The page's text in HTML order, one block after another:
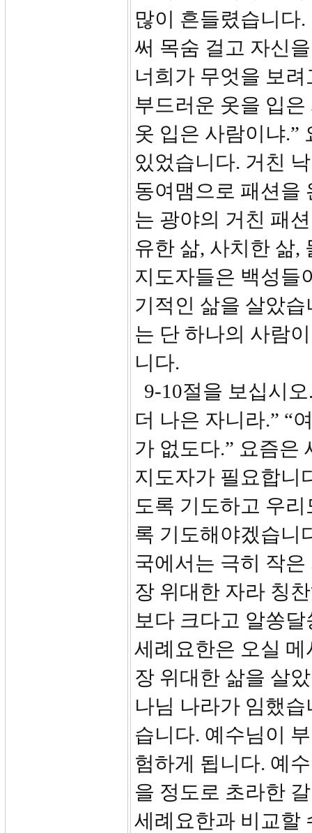
많이 흔들렸습니다
써 목숨 걸고 자신
너희가 무엇을 보
부드러운 옷을 입
옷 입은 사람이냐.”
있었습니다. 거친
동여맴으로 패션을
는 광야의 거친 패
유한 삶, 사치한 삶,
지도자들은 백성들
기적인 삶을 살았
는 단 하나의 사람
니다.
9-10절을 보십시
더 나은 자니라.” “
가 없도다.” 요즘은
지도자가 필요합니
도록 기도하고 우
록 기도해야겠습니
국에서는 극히 작
장 위대한 자라 칭
보다 크다고 알쏭
세례요한은 오실
장 위대한 삶을 살
나님 나라가 임했
습니다. 예수님이
험하게 됩니다. 예
을 정도로 초라한
세례요한과 비교할